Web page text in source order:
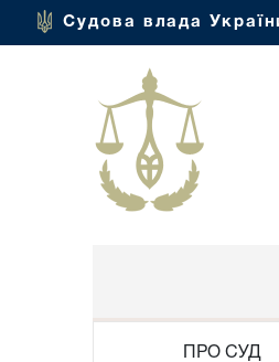
Судова влада
ПРО СУД